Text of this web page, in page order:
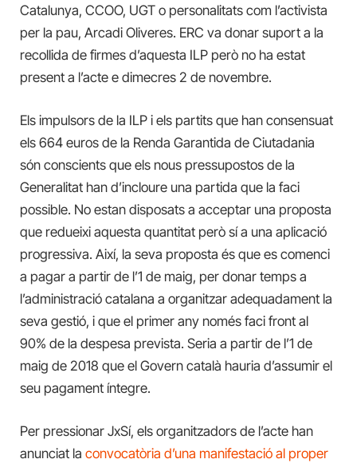
Catalunya, CCOO, UGT o personalitats com l’activista
per la pau, Arcadi Oliveres. ERC va donar suport a la
recollida de firmes d’aquesta ILP però no ha estat
present a l’acte e dimecres 2 de novembre.
Els impulsors de la ILP i els partits que han consensuat
els 664 euros de la Renda Garantida de Ciutadania
són conscients que els nous pressupostos de la
Generalitat han d’incloure una partida que la faci
possible. No estan disposats a acceptar una proposta
que redueixi aquesta quantitat però sí a una aplicació
progressiva. Així, la seva proposta és que es comenci
a pagar a partir de l’1 de maig, per donar temps a
l’administració catalana a organitzar adequadament la
seva gestió, i que el primer any només faci front al
90% de la despesa prevista. Seria a partir de l’1 de
maig de 2018 que el Govern català hauria d’assumir el
seu pagament íntegre.
Per pressionar JxSí, els organitzadors de l’acte han
anunciat la convocatòria d’una manifestació al proper